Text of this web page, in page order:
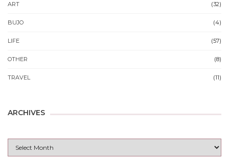
ART (32)
BUJO (4)
LIFE (57)
OTHER (8)
TRAVEL (11)
ARCHIVES